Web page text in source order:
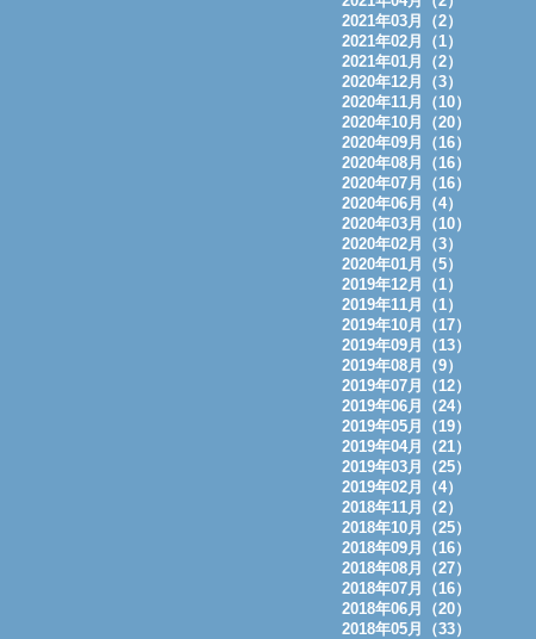
2021年03月（2）
2021年02月（1）
2021年01月（2）
2020年12月（3）
2020年11月（10）
2020年10月（20）
2020年09月（16）
2020年08月（16）
2020年07月（16）
2020年06月（4）
2020年03月（10）
2020年02月（3）
2020年01月（5）
2019年12月（1）
2019年11月（1）
2019年10月（17）
2019年09月（13）
2019年08月（9）
2019年07月（12）
2019年06月（24）
2019年05月（19）
2019年04月（21）
2019年03月（25）
2019年02月（4）
2018年11月（2）
2018年10月（25）
2018年09月（16）
2018年08月（27）
2018年07月（16）
2018年06月（20）
2018年05月（33）